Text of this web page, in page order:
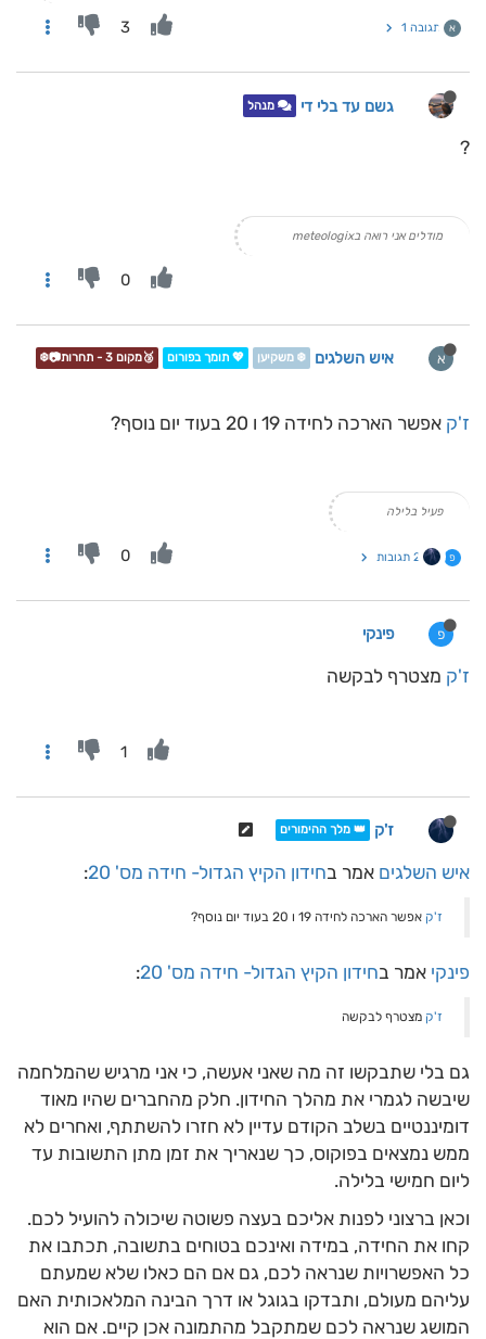
א תגובה 1 3
גשם עד בלי די מנהל
?
מודלים אני רואה בmeteologix
0
א איש השלגים ❄️ משקיען 💖 תומך בפורום 🥉מקום 3 - תחרות📷❄️
ז'ק אפשר הארכה לחידה 19 ו 20 בעוד יום נוסף?
פעיל בלילה
פ 2 תגובות 0
פ פינקי
ז'ק מצטרף לבקשה
1
ז'ק 👑 מלך ההימורים
איש השלגים אמר בחידון הקיץ הגדול- חידה מס' 20 :
ז'ק אפשר הארכה לחידה 19 ו 20 בעוד יום נוסף?
פינקי אמר בחידון הקיץ הגדול- חידה מס' 20 :
ז'ק מצטרף לבקשה
גם בלי שתבקשו זה מה שאני אעשה, כי אני מרגיש שהמלחמה
שיבשה לגמרי את מהלך החידון. חלק מהחברים שהיו מאוד
דומיננטיים בשלב הקודם עדיין לא חזרו להשתתף, ואחרים לא
ממש נמצאים בפוקוס, כך שנאריך את זמן מתן התשובות עד
ליום חמישי בלילה.
וכאן ברצוני לפנות אליכם בעצה פשוטה שיכולה להועיל לכם.
קחו את החידה, במידה ואינכם בטוחים בתשובה, תכתבו את
כל האפשרויות שנראה לכם, גם אם הם כאלו שלא שמעתם
עליהם מעולם, ותבדקו בגוגל או דרך הבינה המלאכותית האם
המושג שנראה לכם שמתקבל מהתמונה אכן קיים. אם הוא